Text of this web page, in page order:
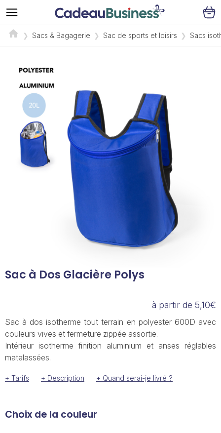
Sacs & Bagagerie Sac de sports et loisirs Sacs
Sac à Dos Glacière Polys
à partir de 5,10€
Sac à dos isotherme tout terrain en polyester 600D avec
couleurs vives et fermeture zippée assortie.
Intérieur isotherme finition aluminium et anses réglables
matelassées.
+ Tarifs + Description + Quand serai-je livré ?
Choix de la couleur